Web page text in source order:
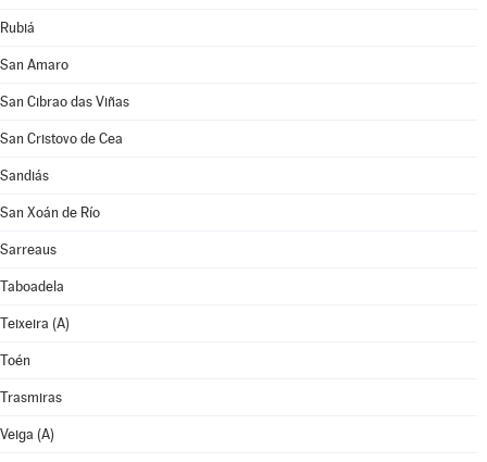
Rubiá
San Amaro
San Cibrao das Viñas
San Cristovo de Cea
Sandiás
San Xoán de Río
Sarreaus
Taboadela
Teixeira (A)
Toén
Trasmiras
Veiga (A)